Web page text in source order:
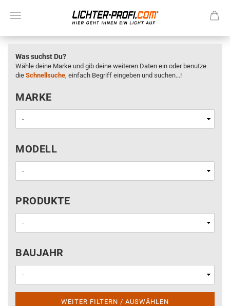
Was suchst Du?
Wähle deine Marke und gib deine weiteren Daten ein oder benutze
die Schnellsuche, einfach Begriff eingeben und suchen...!
MARKE
MARKE
MODELL
MODELL
PRODUKTE
PRODUKTE
BAUJAHR
BAUJAHR
WEITER FILTERN / AUSWÄHLEN